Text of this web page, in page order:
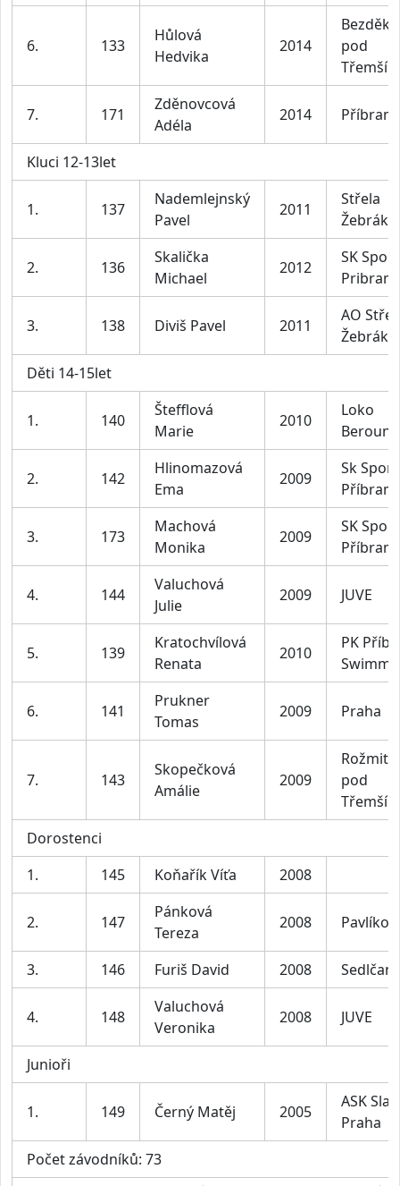
6. 133
Hůlová
Hedvika
2014
pod
7. 171
Zděnovcová
Adéla
2014 Příbram
Kluci 12-13let
1. 137
Nademlejnský
Pavel
2011
Střela
Žebrák
2. 136
Skalička
Michael
2012
SK
Pribram
3. 138 Diviš Pavel 2011
AO
Žebrák
Děti 14-15let
1. 140
Štefflová
Marie
2010
Loko
Beroun
2. 142
Hlinomazová
Ema
2009
Sk
Příbram
3. 173
Machová
Monika
2009
SK
Příbram
4. 144
Valuchová
Julie
2009 JUVE
5. 139
Kratochvílová
Renata
2010
PK
6. 141
Prukner
Tomas
2009 Praha
7. 143
Skopečková
Amálie
2009
Rožmitál
pod
Dorostenci
1.
145 Koňařík Víťa 2008
2. 147
Pánková
Tereza
2008 Pavlíkov
3. 146 Furiš David 2008 Sedlčany
4. 148
Valuchová
Veronika
2008 JUVE
Junioři
1. 149 Černý Matěj 2005
ASK
Praha
Počet závodníků: 73